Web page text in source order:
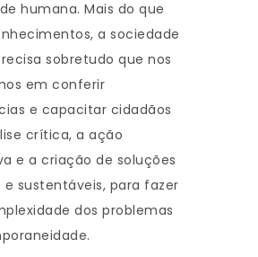
humana. Mais do que
a sociedade
sobretudo que nos
em conferir
e capacitar cidadãos
crítica, a ação
e a criação de soluções
e sustentáveis, para fazer
dos problemas